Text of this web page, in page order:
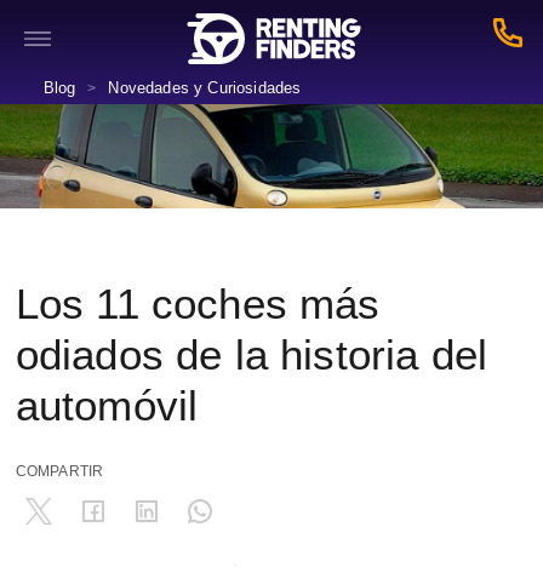
Blog > Novedades y Curiosidades
Los 11 coches más
odiados de la historia del
automóvil
COMPARTIR